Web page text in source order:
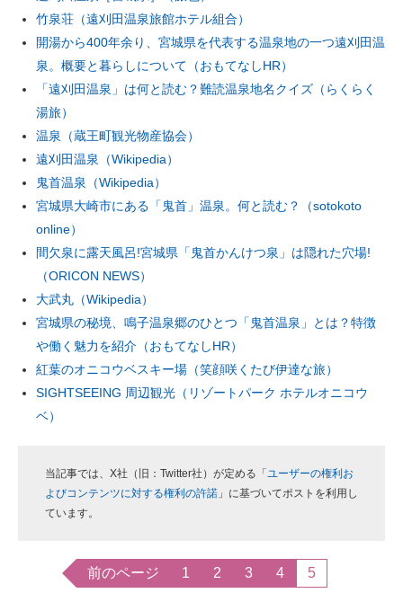
竹泉荘（遠刈田温泉旅館ホテル組合）
開湯から400年余り、宮城県を代表する温泉地の一つ遠刈田温
泉。概要と暮らしについて（おもてなしHR）
「遠刈田温泉」は何と読む？難読温泉地名クイズ（らくらく
湯旅）
温泉（蔵王町観光物産協会）
遠刈田温泉（Wikipedia）
鬼首温泉（Wikipedia）
宮城県大崎市にある「鬼首」温泉。何と読む？（sotokoto
online）
間欠泉に露天風呂!宮城県「鬼首かんけつ泉」は隠れた穴場!
（ORICON NEWS）
大武丸（Wikipedia）
宮城県の秘境、鳴子温泉郷のひとつ「鬼首温泉」とは？特徴
や働く魅力を紹介（おもてなしHR）
紅葉のオニコウベスキー場（笑顔咲くたび伊達な旅）
SIGHTSEEING 周辺観光（リゾートパーク ホテルオニコウ
ベ）
当記事では、X社（旧：Twitter社）が定める「 ユーザーの権利お
よびコンテンツに対する権利の許諾 」に基づいてポストを利用し
ています。
前のページ 1 2 3 4 5